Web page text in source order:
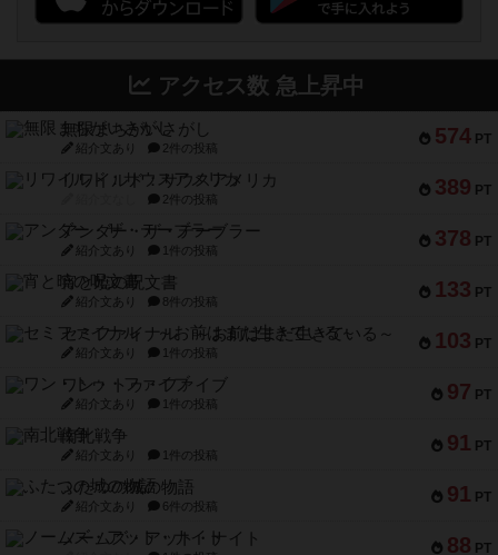
アクセス数 急上昇中
574 PT
無限まちがいさがし
紹介文あり 2件の投稿
389 PT
リワイルド：サウスアメリカ
2件の投稿
378 PT
アンダー・ザ・テーブラー
紹介文あり 1件の投稿
133 PT
宵と暁の呪文書
紹介文あり 8件の投稿
103 PT
セミファイナル ～お前はまだ生きている～
紹介文あり 1件の投稿
97 PT
ワン・トゥ・ファイブ
紹介文あり 1件の投稿
91 PT
南北戦争
紹介文あり 1件の投稿
91 PT
ふたつの城の物語
紹介文あり 6件の投稿
88 PT
ノームズ・アット・ナイト